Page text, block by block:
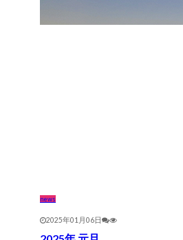
news
2025年01月06日